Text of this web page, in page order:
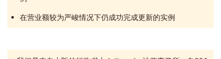
在营业额较为严峻情况下仍成功完成更新的实例